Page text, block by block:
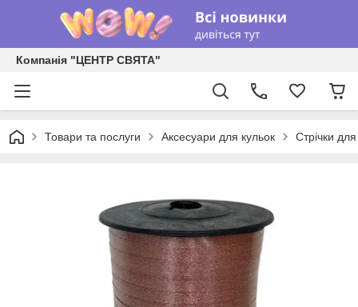
Компанія "ЦЕНТР СВЯТА"
Товари та послуги Аксесуари для кульок Стрічки